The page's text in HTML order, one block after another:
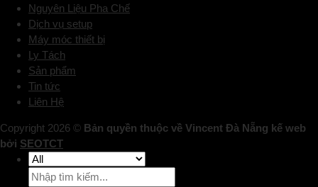
Nguyên Liệu Pha Chế
Dịch vụ setup
Máy móc thiết bị
Ly Tách
Sản phẩm
Tin tức
Liên Hệ
Copyright 2026 © Bản quyền thuộc về Vincent Đà Nẵng kế web
bởi SEOTCT